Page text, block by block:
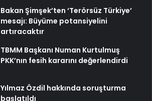
Bakan Şimşek’ten ‘Terörsüz Türkiye’
mesajı: Büyüme potansiyelini
artıracaktır
TBMM Başkanı Numan Kurtulmuş
PKK’nın fesih kararını değerlendirdi
Yılmaz Özdil hakkında soruşturma
başlatıldı